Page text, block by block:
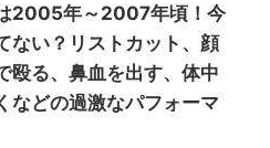
2005年～2007年頃！今
ない？リストカット、顔
殴る、鼻血を出す、体中
などの過激なパフォーマ